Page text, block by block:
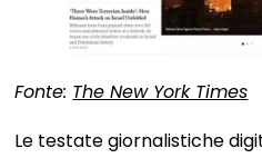
Fonte: The New York Times
Le testate giornalistiche